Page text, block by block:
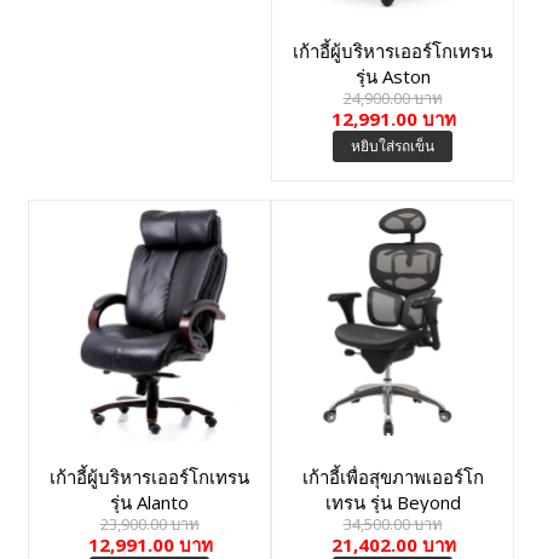
เก้าอี้ผู้บริหารเออร์โกเทรน
รุ่น Aston
24,900.00 บาท
12,991.00 บาท
หยิบใส่รถเข็น
เก้าอี้ผู้บริหารเออร์โกเทรน
รุ่น Alanto
23,900.00 บาท
12,991.00 บาท
เก้าอี้เพื่อสุขภาพเออร์โก
เทรน รุ่น Beyond
Butterfly-01BMM
34,500.00 บาท
21,402.00 บาท